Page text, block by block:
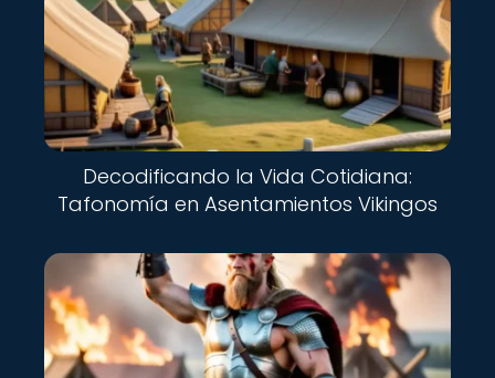
Decodificando la Vida Cotidiana:
Tafonomía en Asentamientos Vikingos